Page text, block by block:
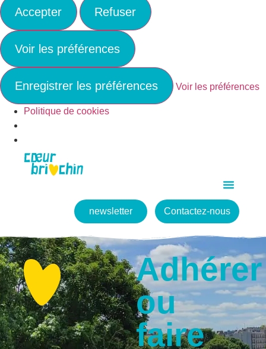
Accepter Refuser
Voir les préférences
Enregistrer les préférences Voir les préférences
Politique de cookies
newsletter Contactez-nous
Adhérer
ou
faire